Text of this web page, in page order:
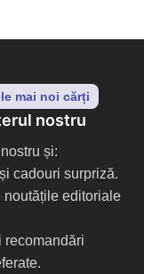
mai noi cărți
nostru
și:
cadouri surpriză.
noutățile editoriale
recomandări